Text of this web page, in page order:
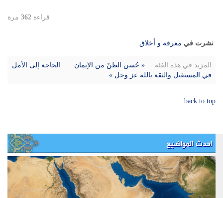
قراءة 362 مرة
نشرت في معرفة و أخلاق
المزيد في هذه الفئة: « حُسن الظنّ من الإيمان
الحاجة إلى الأمل
في المستقبل والثقة بالله عز وجل »
back to top
احدث المواضيع